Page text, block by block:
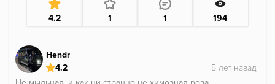
4.2 1 1 194
Hendr
4.2